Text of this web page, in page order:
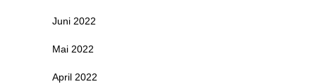
Juni 2022
Mai 2022
April 2022